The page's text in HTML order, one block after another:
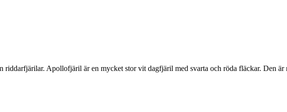
riddarfjärilar. Apollofjäril är en mycket stor vit dagfjäril med svarta och röda fläckar. Den